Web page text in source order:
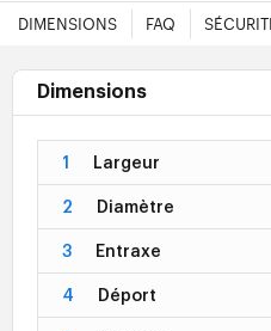
DIMENSIONS FAQ
Dimensions
1 Largeur
2 Diamètre
3 Entraxe
4 Déport